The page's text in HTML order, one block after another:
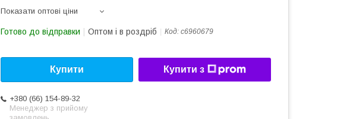
Показати оптові ціни
Готово до відправки Оптом і в роздріб Код: c6960679
Купити Купити з
+380 (66) 154-89-32
Менеджер з прийому